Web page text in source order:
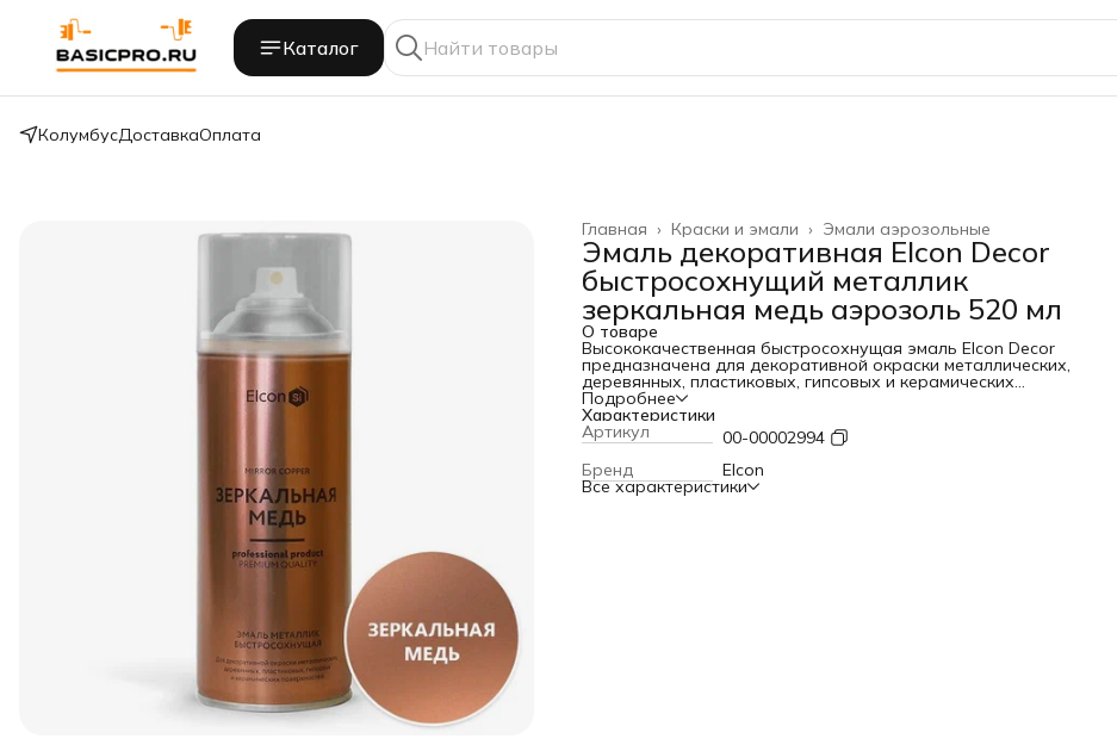
Каталог
КолумбусДоставкаОплата
Эмали аэрозольные
Краски и эмали ›
Главная ›
Эмаль декоративная Elcon Decor
быстросохнущий металлик
зеркальная медь аэрозоль 520 мл
О товаре
Высококачественная быстросохнущая эмаль Elcon Decor
предназначена для декоративной окраски металлических,
деревянных, пластиковых, гипсовых и керамических
поверхностей. Имеет яркий насыщенный металлический блеск.
Используется для окрашивания мебели и элементов декора.
Подробнее
Характеристики
Артикул
00-00002994
Бренд
Elcon
Все характеристики